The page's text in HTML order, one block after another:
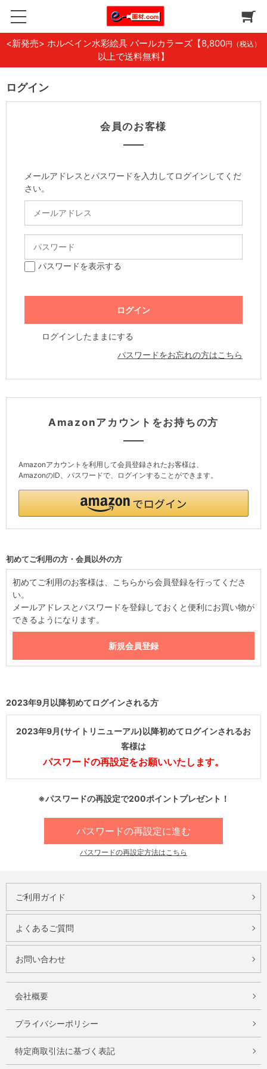
<新発売> ホルベイン水彩絵具 パールカラーズ 【8,800円（税込）
以上で送料無料】
ログイン
会員のお客様
メールアドレスとパスワードを入力してログインしてくだ
さい。
パスワードを表示する
ログインしたままにする
パスワードをお忘れの方はこちら
Amazonアカウントをお持ちの方
Amazonアカウントを利用して会員登録されたお客様は、
AmazonのID、パスワードで、ログインすることができます。
初めてご利用の方・会員以外の方
初めてご利用のお客様は、こちらから会員登録を行ってくださ
い。
メールアドレスとパスワードを登録しておくと便利にお買い物が
できるようになります。
2023年9月以降初めてログインされる方
2023年9月(サイトリニューアル)以降初めてログインされるお
客様は
パスワードの再設定をお願いいたします。
※パスワードの再設定で200ポイントプレゼント！
パスワードの再設定に進む
パスワードの再設定方法はこちら
ご利用ガイド
よくあるご質問
お問い合わせ
会社概要
プライバシーポリシー
特定商取引法に基づく表記